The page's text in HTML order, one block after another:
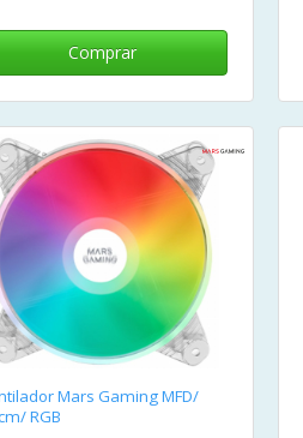
Comprar
Mars Gaming MFD/
RGB